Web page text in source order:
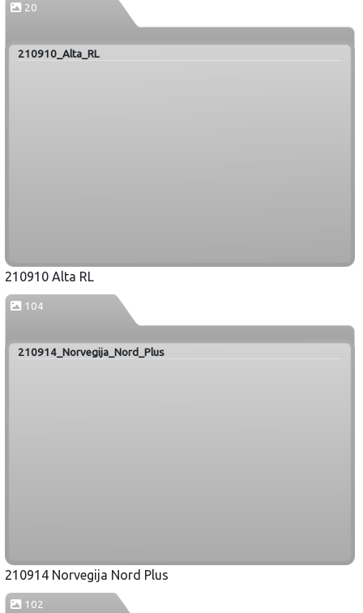
20
210910_Alta_RL
210910 Alta RL
104
210914_Norvegija_Nord_Plus
210914 Norvegija Nord Plus
102